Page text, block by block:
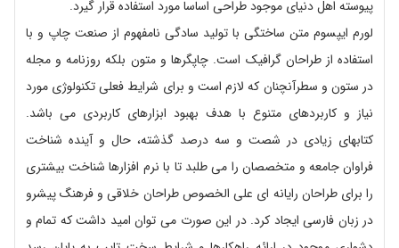
پیوسته اهل دنیای موجود طراحی اساسا مورد استفاده قرار گیرد.
لورم ایپسوم متن ساختگی با تولید سادگی نامفهوم از صنعت چاپ و با
استفاده از طراحان گرافیک است. چاپگرها و متون بلکه روزنامه و مجله
در ستون و سطرآنچنان که لازم است و برای شرایط فعلی تکنولوژی مورد
نیاز و کاربردهای متنوع با هدف بهبود ابزارهای کاربردی می باشد.
کتابهای زیادی در شصت و سه درصد گذشته، حال و آینده شناخت
فراوان جامعه و متخصصان را می طلبد تا با نرم افزارها شناخت بیشتری
را برای طراحان رایانه ای علی الخصوص طراحان خلاقی و فرهنگ پیشرو
در زبان فارسی ایجاد کرد. در این صورت می توان امید داشت که تمام و